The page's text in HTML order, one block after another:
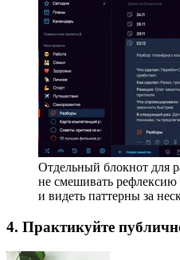
Отдельный блокнот для
не смешивать рефлексию
и видеть паттерны за
4. Практикуйте